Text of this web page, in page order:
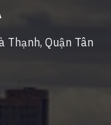
Thạnh, Quận Tân